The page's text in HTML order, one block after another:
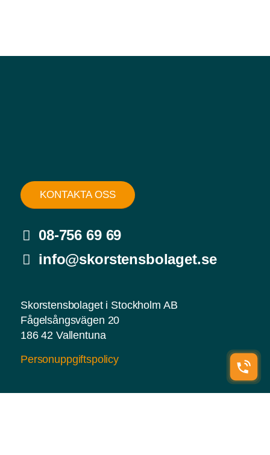
KONTAKTA OSS
08-756 69 69
info@skorstensbolaget.se
Skorstensbolaget i Stockholm AB
Fågelsångsvägen 20
186 42 Vallentuna
Personuppgiftspolicy